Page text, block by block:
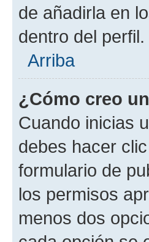
de añadirla en
dentro del perfil.
Arriba
¿Cómo creo
Cuando inicias
debes hacer
formulario de
los permisos
menos dos